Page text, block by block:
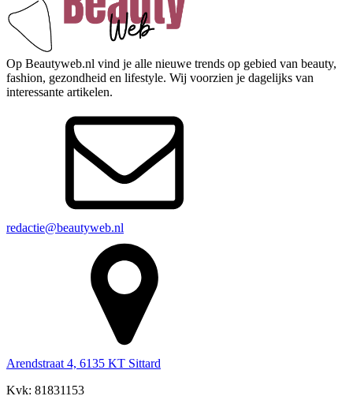
Op Beautyweb.nl vind je alle nieuwe trends op gebied van beauty,
fashion, gezondheid en lifestyle. Wij voorzien je dagelijks van
interessante artikelen.
redactie@beautyweb.nl
Arendstraat 4, 6135 KT Sittard
Kvk: 81831153